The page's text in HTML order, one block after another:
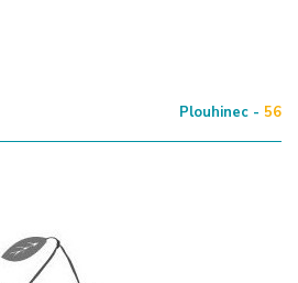
Plouhinec - 56